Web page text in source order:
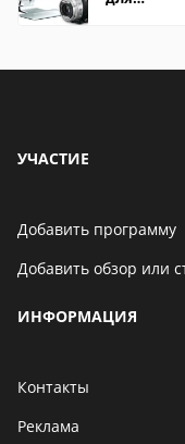
УЧАСТИЕ
Добавить программу
Добавить обзор или
ИНФОРМАЦИЯ
Контакты
Реклама